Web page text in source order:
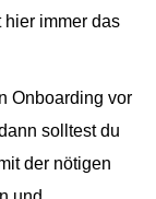
immer das
Onboarding vor
solltest du
der nötigen